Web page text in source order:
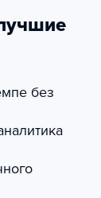
без